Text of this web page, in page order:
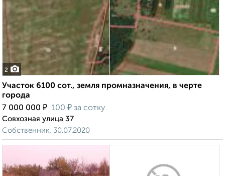
2
Участок 6100 сот., земля промназначения, в черте
города
7 000 000 ₽ 100 ₽ за сотку
Совхозная улица 37
Собственник, 30.07.2020